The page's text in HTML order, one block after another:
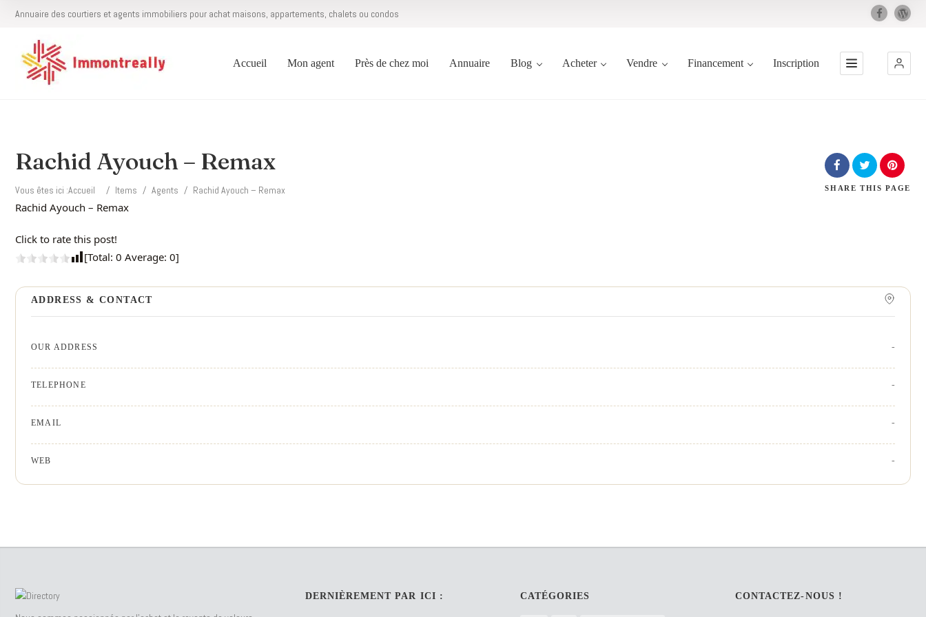
Annuaire des courtiers et agents immobiliers pour achat maisons, appartements, chalets ou condos
Accueil Mon agent Près de chez moi Annuaire Blog Acheter Vendre Financement Inscription
Rachid Ayouch – Remax
Vous êtes ici :Accueil / Items / Agents / Rachid Ayouch – Remax SHARE THIS PAGE
Rachid Ayouch – Remax
Click to rate this post!
[Total: 0 Average: 0]
ADDRESS & CONTACT
OUR ADDRESS -
TELEPHONE -
EMAIL -
WEB -
DERNIÈREMENT PAR ICI : CATÉGORIES CONTACTEZ-NOUS !